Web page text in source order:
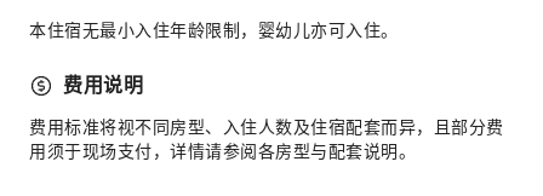
本住宿无最小入住年龄限制，婴幼儿亦可入住。
费用说明
费用标准将视不同房型、入住人数及住宿配套而异，且部分费
用须于现场支付，详情请参阅各房型与配套说明。